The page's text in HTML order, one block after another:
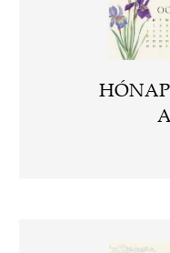
HÓNAP